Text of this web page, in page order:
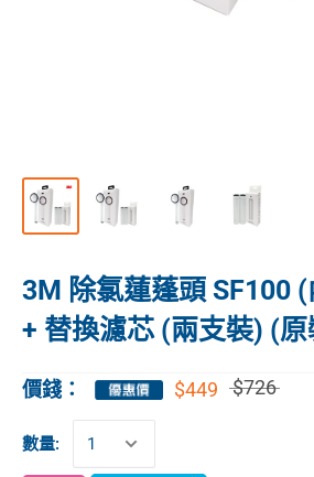
3M 除氯蓮蓬頭 SF100
+ 替換濾芯 (兩支裝) (
價錢： $449 $726
數量: